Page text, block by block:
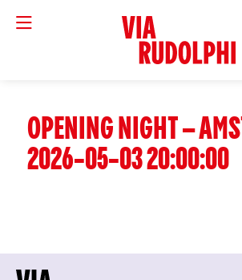
OPENING NIGHT –
2026-05-03 20:00:00